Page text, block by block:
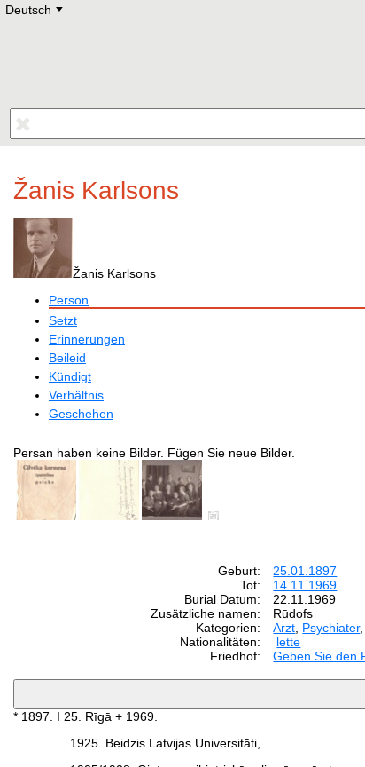
Deutsch E
Deutsch
Polski
Hebrew
Eestikeelne
Žanis Karlsons
Žanis Karlsons
Person
Setzt
Erinnerungen
Beileid
Kündigt
Verhältnis
Geschehen
Persan haben keine Bilder. Fügen Sie neue Bilder.
Geburt:
25.01.1897
Tot:
14.11.1969
Burial Datum:
22.11.1969
Zusätzliche namen:
Rūdofs
Kategorien:
Arzt Psychiater
Nationalitäten:
lette
Friedhof:
Geben Sie den
* 1897. I 25. Rīgā + 1969.
1925. Beidzis Latvijas Universitāti,